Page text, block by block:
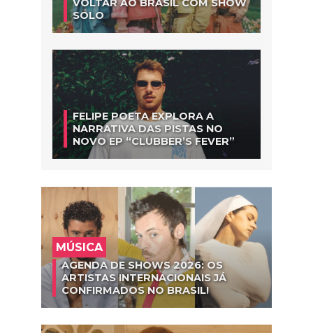
VOLTAR AO BRASIL COM SHOW
SOLO
FELIPE POETA EXPLORA A
NARRATIVA DAS PISTAS NO
NOVO EP “CLUBBER’S FEVER”
MÚSICA
AGENDA DE SHOWS 2026: OS
ARTISTAS INTERNACIONAIS JÁ
CONFIRMADOS NO BRASIL!